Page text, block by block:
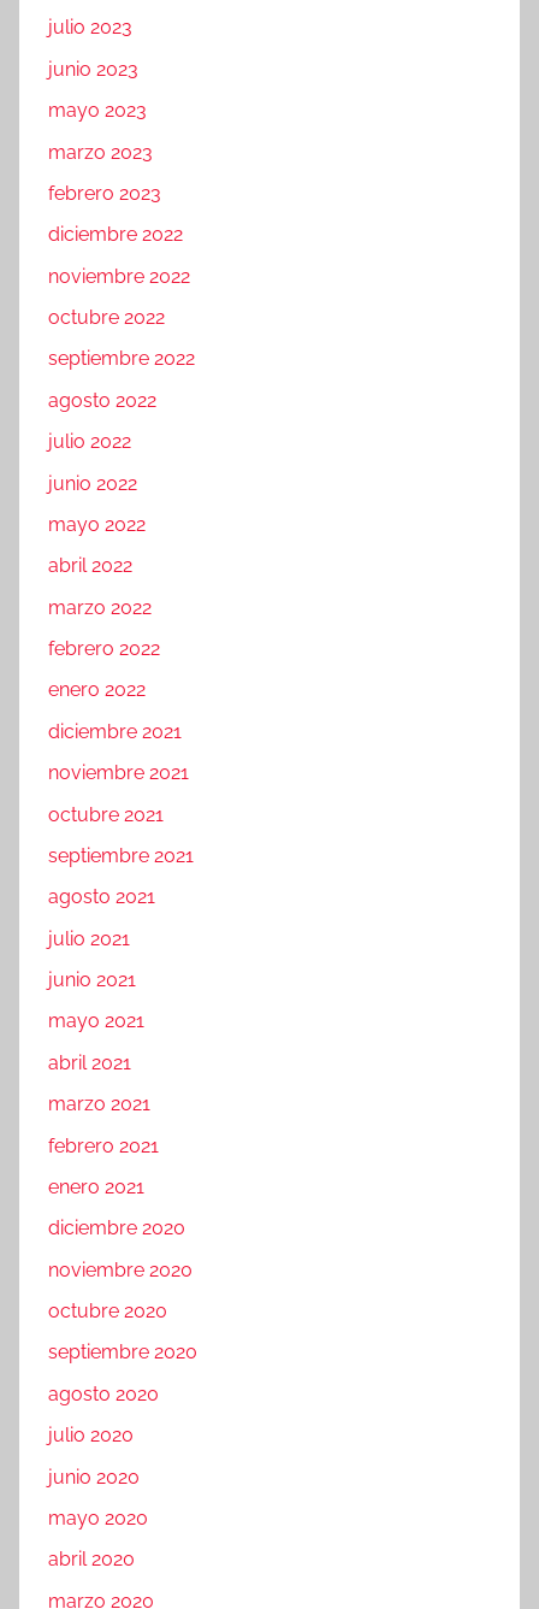
julio 2023
junio 2023
mayo 2023
marzo 2023
febrero 2023
diciembre 2022
noviembre 2022
octubre 2022
septiembre 2022
agosto 2022
julio 2022
junio 2022
mayo 2022
abril 2022
marzo 2022
febrero 2022
enero 2022
diciembre 2021
noviembre 2021
octubre 2021
septiembre 2021
agosto 2021
julio 2021
junio 2021
mayo 2021
abril 2021
marzo 2021
febrero 2021
enero 2021
diciembre 2020
noviembre 2020
octubre 2020
septiembre 2020
agosto 2020
julio 2020
junio 2020
mayo 2020
abril 2020
marzo 2020